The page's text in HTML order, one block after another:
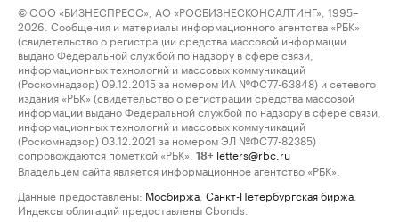
© ООО «БИЗНЕСПРЕСС», АО «РОСБИЗНЕСКОНСАЛТИНГ», 1995–
2026. Сообщения и материалы информационного агентства «РБК»
(свидетельство о регистрации средства массовой информации
выдано Федеральной службой по надзору в сфере связи,
информационных технологий и массовых коммуникаций
(Роскомнадзор) 09.12.2015 за номером ИА №ФС77-63848) и сетевого
издания «РБК» (свидетельство о регистрации средства массовой
информации выдано Федеральной службой по надзору в сфере связи,
информационных технологий и массовых коммуникаций
(Роскомнадзор) 03.12.2021 за номером ЭЛ №ФС77-82385)
сопровождаются пометкой «РБК».
18+ letters@rbc.ru
Владельцем сайта является информационное агентство «РБК».
Данные предоставлены: Мосбиржа Санкт-Петербургская биржа
Индексы облигаций предоставлены Cbonds.